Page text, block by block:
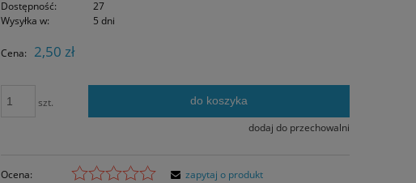
Dostępność:
27
Wysyłka w:
5 dni
Cena: 2,50 zł
szt. do koszyka
dodaj do przechowalni
Ocena:
zapytaj o produkt